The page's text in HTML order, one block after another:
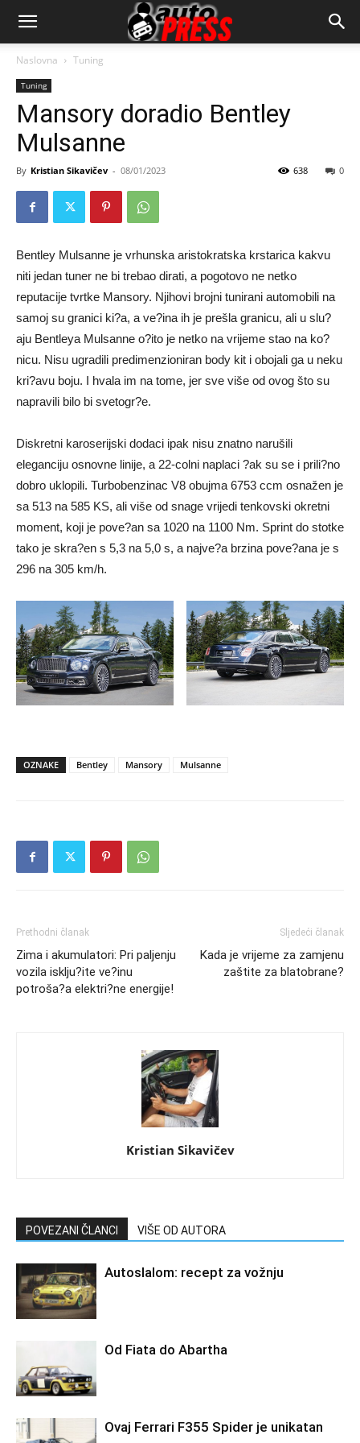
AutopressHR
Naslovna Tuning
Tuning
Mansory doradio Bentley
Mulsanne
By Kristian Sikavičev - 08/01/2023 0
638
Bentley Mulsanne je vrhunska aristokratska krstarica kakvu
niti jedan tuner ne bi trebao dirati, a pogotovo ne netko
reputacije tvrtke Mansory. Njihovi brojni tunirani automobili na
samoj su granici ki?a, a ve?ina ih je prešla granicu, ali u slu?
aju Bentleya Mulsanne o?ito je netko na vrijeme stao na ko?
nicu. Nisu ugradili predimenzioniran body kit i obojali ga u neku
kri?avu boju. I hvala im na tome, jer sve više od ovog što su
napravili bilo bi svetogr?e.
Diskretni karoserijski dodaci ipak nisu znatno narušili
eleganciju osnovne linije, a 22-colni naplaci ?ak su se i prili?no
dobro uklopili. Turbobenzinac V8 obujma 6753 ccm osnažen je
sa 513 na 585 KS, ali više od snage vrijedi tenkovski okretni
moment, koji je pove?an sa 1020 na 1100 Nm. Sprint do stotke
tako je skra?en s 5,3 na 5,0 s, a najve?a brzina pove?ana je s
296 na 305 km/h.
OZNAKE Bentley Mansory Mulsanne
Prethodni članak
Zima i akumulatori: Pri paljenju
vozila isklju?ite ve?inu
potroša?a elektri?ne energije!
Sljedeći članak
Kada je vrijeme za zamjenu
zaštite za blatobrane?
Kristian Sikavičev
POVEZANI ČLANCI VIŠE OD AUTORA
Autoslalom: recept za vožnju
Od Fiata do Abartha
Ovaj Ferrari F355 Spider je unikatan